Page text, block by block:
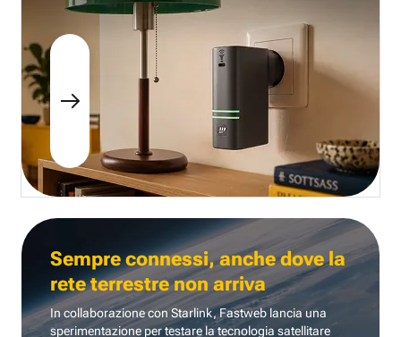
Sempre connessi, anche dove la
rete terrestre non arriva
In collaborazione con Starlink, Fastweb lancia una
sperimentazione per testare la tecnologia satellitare